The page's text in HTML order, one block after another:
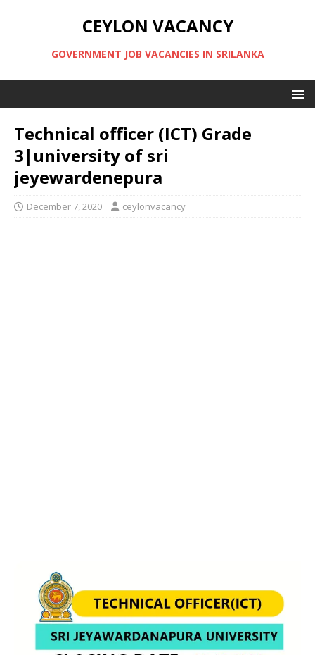
CEYLON VACANCY
GOVERNMENT JOB VACANCIES IN SRILANKA
Technical officer (ICT) Grade
3|university of sri
jeyewardenepura
December 7, 2020 ceylonvacancy